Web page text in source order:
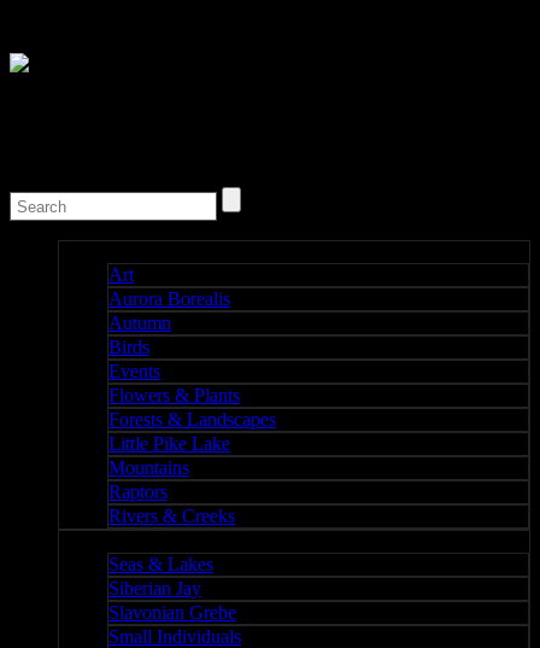
Art
Aurora Borealis
Autumn
Birds
Events
Flowers & Plants
Forests & Landscapes
Little Pike Lake
Mountains
Raptors
Rivers & Creeks
Seas & Lakes
Siberian Jay
Slavonian Grebe
Small Individuals